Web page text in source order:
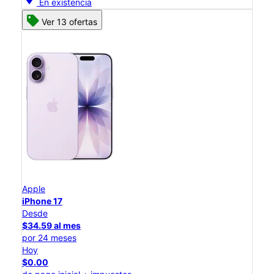
En existencia
Ver 13 ofertas
Apple
iPhone 17
Desde
$34.59 al mes
por 24 meses
Hoy
$0.00